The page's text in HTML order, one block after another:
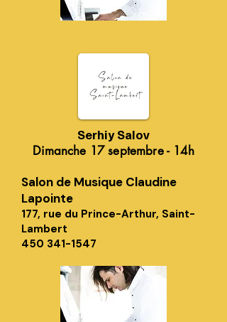
Serhiy Salov
Dimanche 17 septembre - 14h
Salon de Musique Claudine
Lapointe
177, rue du Prince-Arthur, Saint-
Lambert
450 341-1547